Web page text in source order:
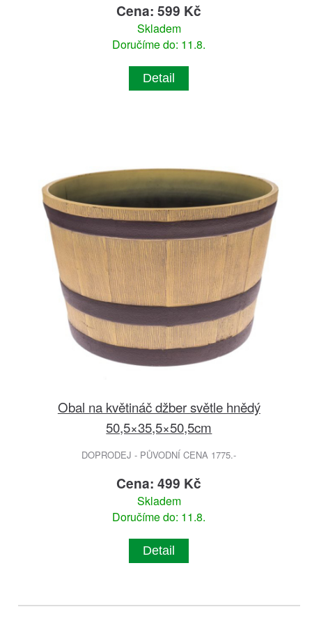
Cena: 599 Kč
Skladem
Doručíme do: 11.8.
Detail
Obal na květináč džber světle hnědý
50,5×35,5×50,5cm
DOPRODEJ - PŮVODNÍ CENA 1775.-
Cena: 499 Kč
Skladem
Doručíme do: 11.8.
Detail